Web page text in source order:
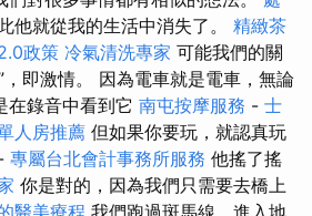
他就從我的生活中消失了。 精緻茶
政策 冷氣清洗專家 可能我們的關
，即激情。 因為電車就是電車，無論
在錄音中看到它 南屯按摩服務 - 士
人房推薦 但如果你要玩，就認真玩
專屬台北會計事務所服務 他搖了搖
你是對的，因為我們只需要去橋上
醫美療程 我們跑過斑馬線，進入地